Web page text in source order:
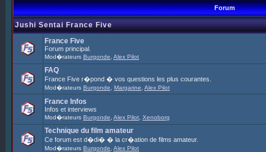
Forum
Jushi Sentai France Five
France Five
Forum principal.
Mod�rateurs Burgonde Alex Pilot
FAQ
France Five r�pond � vos questions les plus courantes.
Mod�rateurs Burgonde Margarine Alex Pilot
France Infos
Infos et interviews
Mod�rateurs Burgonde Alex Pilot Xenoborg
Technique du film amateur
Ce forum est d�di� � la cr�ation de films amateur.
Mod�rateurs Burgonde Alex Pilot